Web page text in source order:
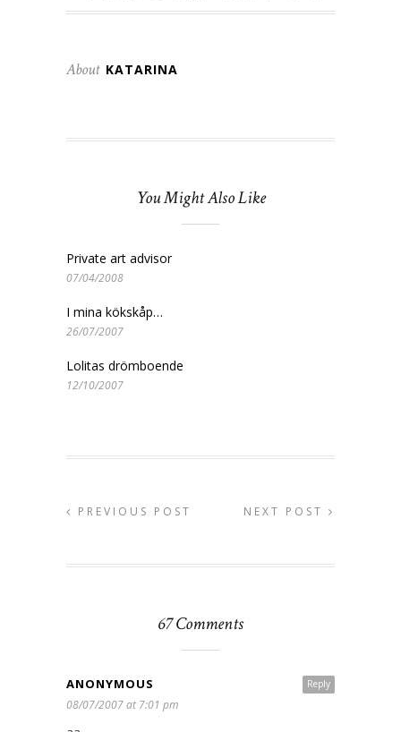
About KATARINA
You Might Also Like
Private art advisor
07/04/2008
I mina kökskåp…
26/07/2007
Lolitas drömboende
12/10/2007
PREVIOUS POST NEXT POST
67 Comments
Reply
ANONYMOUS
08/07/2007 at 7:01 pm